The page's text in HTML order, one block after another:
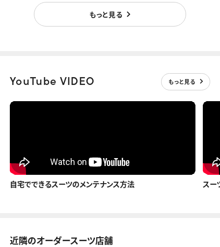
もっと見る
YouTube VIDEO もっと見る
自宅でできるスーツのメンテナンス方法 スー
近隣のオーダースーツ店舗